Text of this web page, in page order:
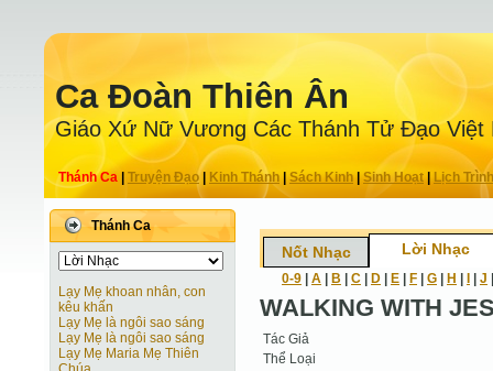
Ca Ðoàn Thiên Ân
Giáo Xứ Nữ Vương Các Thánh Tử Ðạo Việt
Thánh Ca Truyện Ðạo| Kinh Thánh Sách Kinh|Sinh Hoạt| Lịch Trình
Thánh Ca
Lạy Mẹ khoan nhân, con
kêu khấn
Lạy Mẹ là ngôi sao sáng
Lạy Mẹ là ngôi sao sáng
Lạy Mẹ Maria Mẹ Thiên
Nốt Nhạc Lời Nhạc
0-9 A B C D E F G H J
WALKING WITH
Tác Giả
Thể Loại